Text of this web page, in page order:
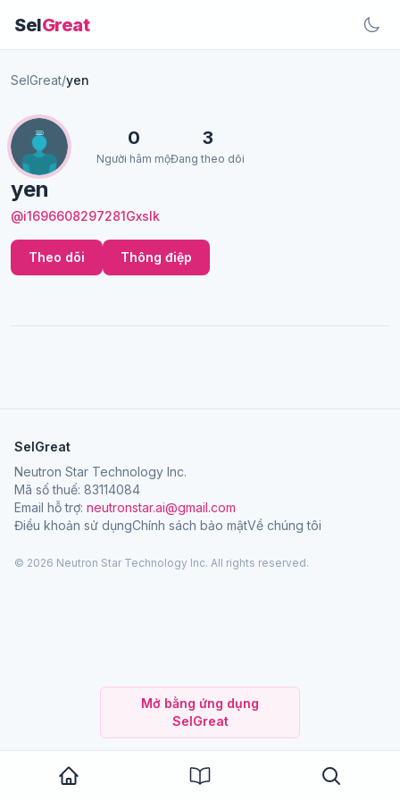
SelGreat
Mở bằng ứng dụng
SelGreat
SelGreat/yen
yen
@i1696608297281Gxslk
0
Người hâm mộ
3
Đang theo dõi
Theo dõi Thông điệp
SelGreat
Neutron Star Technology Inc.
Mã số thuế: 83114084
Email hỗ trợ: neutronstar.ai@gmail.com
Điều khoản sử dụngChính sách bảo mậtVề chúng tôi
© 2026 Neutron Star Technology Inc. All rights reserved.